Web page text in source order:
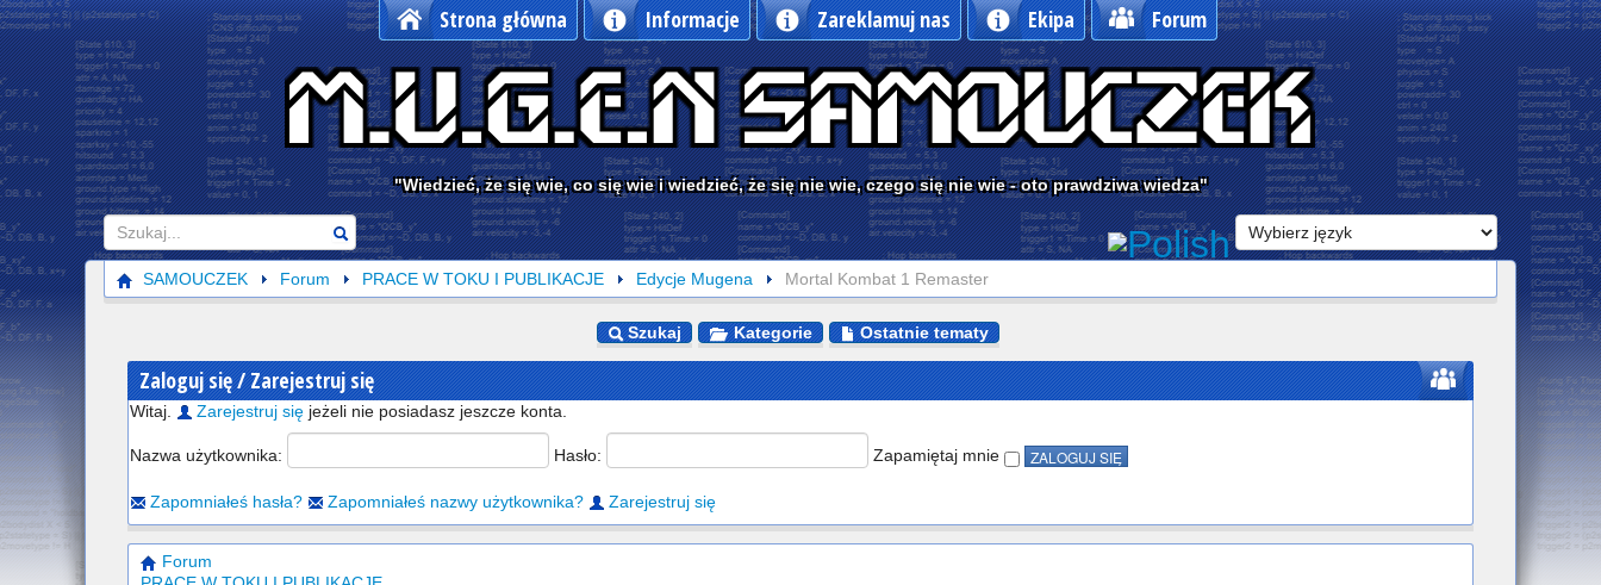
Strona główna Informacje Zareklamuj nas Ekipa Forum
"Wiedzieć, że się wie, co się wie i wiedzieć, że się nie wie, czego się nie wie - oto prawdziwa wiedza"
Szukaj
SAMOUCZEK Forum PRACE W TOKU I PUBLIKACJE Edycje Mugena Mortal Kombat 1 Remaster
Szukaj Kategorie Ostatnie tematy
Zaloguj się / Zarejestruj się
Witaj. Zarejestruj się jeżeli nie posiadasz jeszcze konta.
Nazwa użytkownika: Hasło: Zapamiętaj mnie
Zapomniałeś hasła? Zapomniałeś nazwy użytkownika? Zarejestruj się
Forum